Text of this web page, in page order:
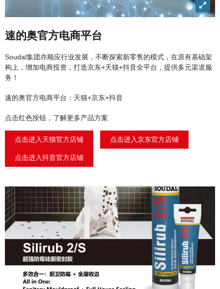
View
速的奥官方电商平台
Soudal集团亦顺应行业发展，不断探索新零售的模式，在原有基础架
构上，增加电商投资，打造京东+天猫+抖音全平台，提供多元渠道服
务！
速的奥官方电商平台：天猫+京东+抖音
点击红色按钮，了解更多产品方案
点击进入天猫官方店铺 点击进入京东官方店铺
点击进入抖音官方店铺